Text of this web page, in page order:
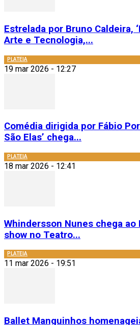
Estrelada por Bruno Caldeira,
Arte e Tecnologia,...
PLATEIA
19 mar 2026 - 12:27
Comédia dirigida por Fábio
São Elas’ chega...
PLATEIA
18 mar 2026 - 12:41
Whindersson Nunes chega ao
show no Teatro...
PLATEIA
11 mar 2026 - 19:51
Ballet Manguinhos